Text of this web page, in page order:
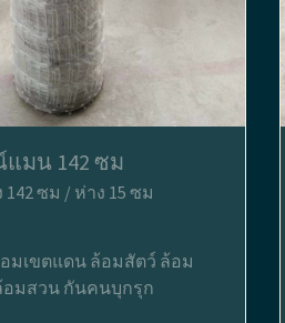
มน 142 ซม
142 ซม / ห่าง 15 ซม
มเขตแดน ล้อมสัตว์ ล้อม
มสวน กันคนบุกรุก